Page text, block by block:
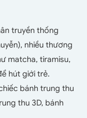
truyền thống
nhiều thương
matcha, tiramisu,
hút giới trẻ.
bánh trung thu
thu 3D, bánh